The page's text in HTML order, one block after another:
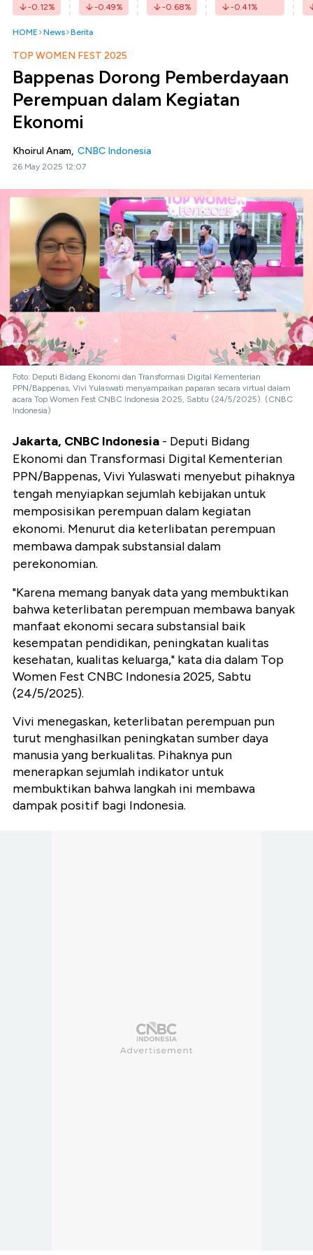
-0.12% -0.49% -0.68% -0.41%
HOME News Berita
TOP WOMEN FEST 2025
Bappenas Dorong Pemberdayaan
Perempuan dalam Kegiatan
Ekonomi
Khoirul Anam, CNBC Indonesia
26 May 2025 12:07
Foto: Deputi Bidang Ekonomi dan Transformasi Digital Kementerian
PPN/Bappenas, Vivi Yulaswati menyampaikan paparan secara virtual dalam
acara Top Women Fest CNBC Indonesia 2025, Sabtu (24/5/2025). (CNBC
Indonesia)
Jakarta, CNBC Indonesia - Deputi Bidang
Ekonomi dan Transformasi Digital Kementerian
PPN/Bappenas, Vivi Yulaswati menyebut pihaknya
tengah menyiapkan sejumlah kebijakan untuk
memposisikan perempuan dalam kegiatan
ekonomi. Menurut dia keterlibatan perempuan
membawa dampak substansial dalam
perekonomian.
"Karena memang banyak data yang membuktikan
bahwa keterlibatan perempuan membawa banyak
manfaat ekonomi secara substansial baik
kesempatan pendidikan, peningkatan kualitas
kesehatan, kualitas keluarga," kata dia dalam Top
Women Fest CNBC Indonesia 2025, Sabtu
(24/5/2025).
Vivi menegaskan, keterlibatan perempuan pun
turut menghasilkan peningkatan sumber daya
manusia yang berkualitas. Pihaknya pun
menerapkan sejumlah indikator untuk
membuktikan bahwa langkah ini membawa
dampak positif bagi Indonesia.